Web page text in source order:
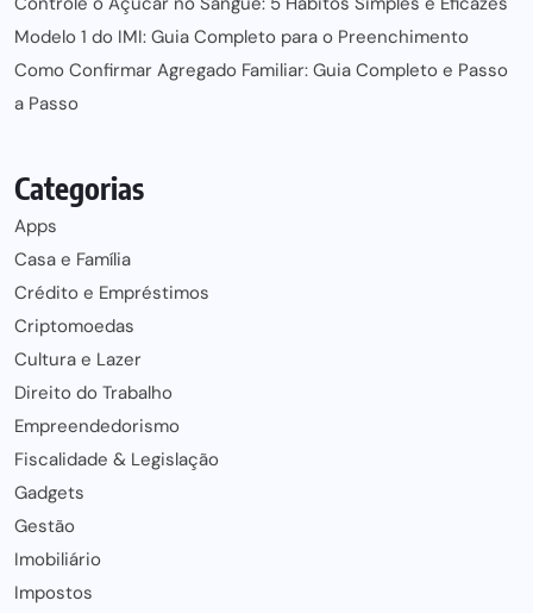
Modelo 1 do IMI: Guia Completo para o Preenchimento
Como Confirmar Agregado Familiar: Guia Completo e Passo
a Passo
Categorias
Apps
Casa e Família
Crédito e Empréstimos
Criptomoedas
Cultura e Lazer
Direito do Trabalho
Empreendedorismo
Fiscalidade & Legislação
Gadgets
Gestão
Imobiliário
Impostos